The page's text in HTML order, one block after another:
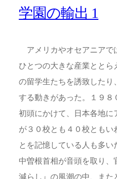
学園の輸出 1
アメリカやオセアニアで
ひとつの大きな産業ととら
の留学生たちを誘致したり
する動きがあった。１９８
初頭にかけて、日本各地に
が３０校とも４０校ともい
とを記憶している人も多
中曽根首相が音頭を取り
減らし』の風潮の中、また